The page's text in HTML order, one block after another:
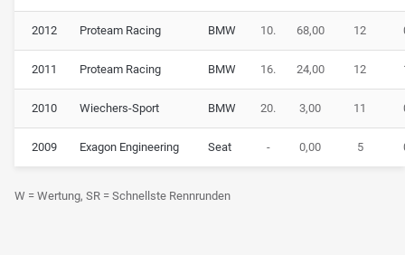
2012 Proteam Racing BMW 10. 68,00 12
2011 Proteam Racing BMW 16. 24,00 12
2010 Wiechers-Sport BMW 20. 3,00 11
2009 Exagon Engineering Seat - 0,00 5
W = Wertung, SR = Schnellste Rennrunden